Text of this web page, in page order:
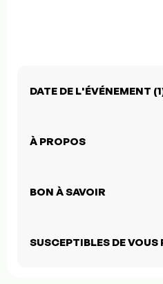
DATE DE L'ÉVÉNEMENT
À PROPOS
BON À SAVOIR
SUSCEPTIBLES DE VOUS